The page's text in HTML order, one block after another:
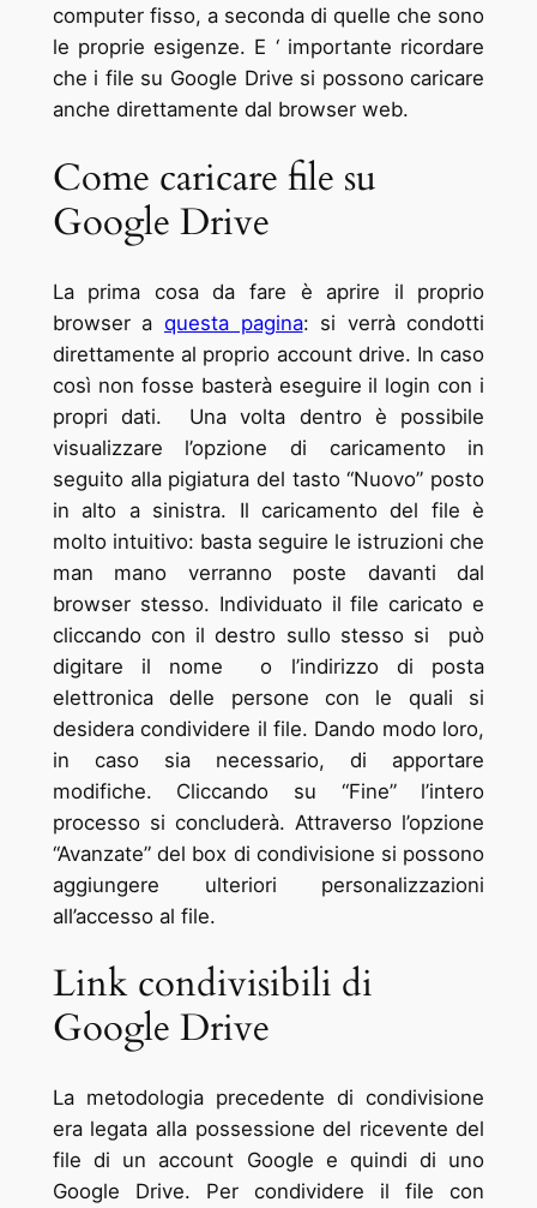
computer fisso, a seconda di quelle che sono
le proprie esigenze. E ‘ importante ricordare
che i file su Google Drive si possono caricare
anche direttamente dal browser web.
Come caricare file su
Google Drive
La prima cosa da fare è aprire il proprio
browser a questa pagina: si verrà condotti
direttamente al proprio account drive. In caso
così non fosse basterà eseguire il login con i
propri dati. Una volta dentro è possibile
visualizzare l’opzione di caricamento in
seguito alla pigiatura del tasto “Nuovo” posto
in alto a sinistra. Il caricamento del file è
molto intuitivo: basta seguire le istruzioni che
man mano verranno poste davanti dal
browser stesso. Individuato il file caricato e
cliccando con il destro sullo stesso si può
digitare il nome o l’indirizzo di posta
elettronica delle persone con le quali si
desidera condividere il file. Dando modo loro,
in caso sia necessario, di apportare
modifiche. Cliccando su “Fine” l’intero
processo si concluderà. Attraverso l’opzione
“Avanzate” del box di condivisione si possono
aggiungere ulteriori personalizzazioni
all’accesso al file.
Link condivisibili di
Google Drive
La metodologia precedente di condivisione
era legata alla possessione del ricevente del
file di un account Google e quindi di uno
Google Drive. Per condividere il file con